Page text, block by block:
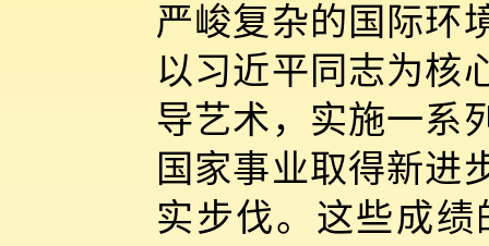
严峻复杂的国际环
以习近平同志为核
导艺术，实施一系
国家事业取得新进
实步伐。这些成